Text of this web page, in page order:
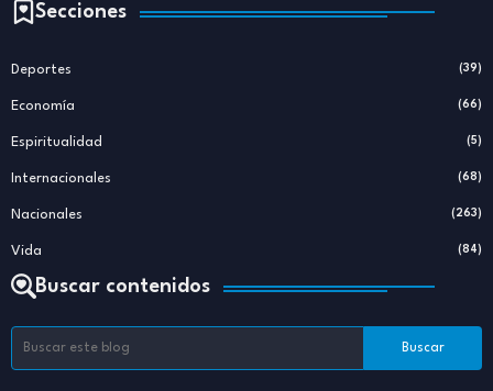
Secciones
Deportes (39)
Economía (66)
Espiritualidad (5)
Internacionales (68)
Nacionales (263)
Vida (84)
Buscar contenidos